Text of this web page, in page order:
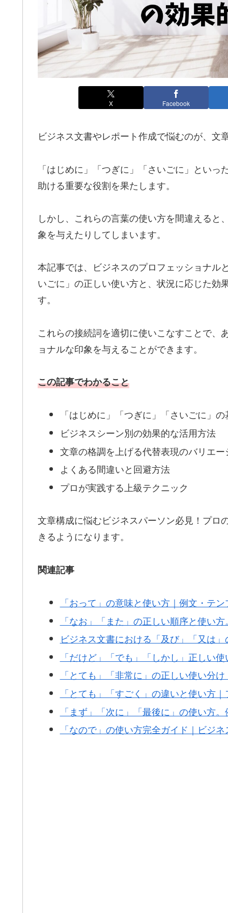
X Facebook
ビジネス文書やレポート作成で悩むのが、文
「はじめに」「つぎに」「さいごに」とい
助ける重要な役割を果たします。
しかし、これらの言葉の使い方を間違える
象を与えたりしてしまいます。
本記事では、ビジネスのプロフェッショナル
いごに」の正しい使い方と、状況に応じた効
す。
これらの接続詞を適切に使いこなすことで
ョナルな印象を与えることができます。
この記事でわかること
「はじめに」「つぎに」「さいごに」
ビジネスシーン別の効果的な活用方法
文章の格調を上げる代替表現のバリエー
よくある間違いと回避方法
プロが実践する上級テクニック
文章構成に悩むビジネスパーソン必見！プロ
きるようになります。
関連記事
「おって」の意味と使い方｜例文・テ
「なお」「また」の正しい順序と使い
ビジネス文書における「及び」「又は
「だけど」「でも」「しかし」正しい
「とても」「非常に」の正しい使い分
「とても」「すごく」の違いと使い方
「まず」「次に」「最後に」の使い方
「なので」の使い方完全ガイド｜ビジ